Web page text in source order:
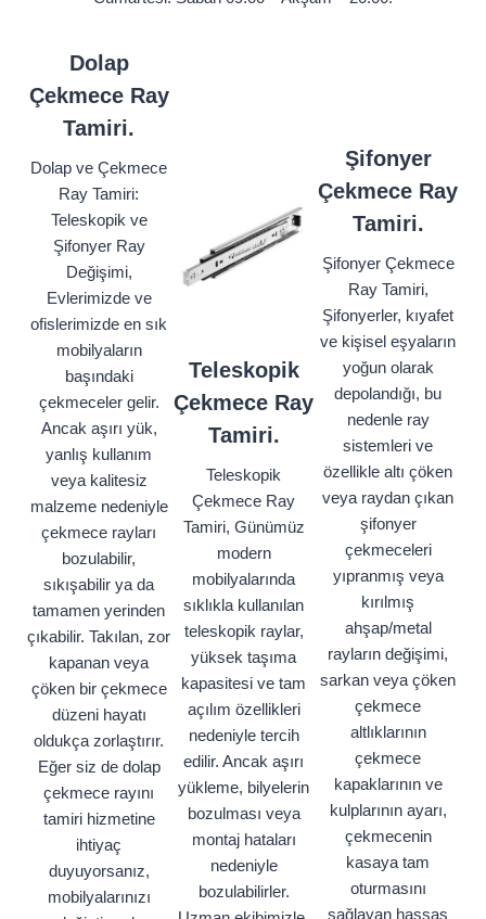
Dolap
Çekmece Ray
Tamiri.
Dolap ve Çekmece
Ray Tamiri:
Teleskopik ve
Şifonyer Ray
Değişimi,
Evlerimizde ve
ofislerimizde en sık
mobilyaların
başındaki
çekmeceler gelir.
Ancak aşırı yük,
yanlış kullanım
veya kalitesiz
malzeme nedeniyle
çekmece rayları
bozulabilir,
sıkışabilir ya da
tamamen yerinden
çıkabilir. Takılan, zor
kapanan veya
çöken bir çekmece
düzeni hayatı
oldukça zorlaştırır.
Eğer siz de dolap
çekmece rayını
tamiri hizmetine
ihtiyaç
duyuyorsanız,
mobilyalarınızı
Teleskopik
Çekmece Ray
Tamiri.
Teleskopik
Çekmece Ray
Tamiri, Günümüz
modern
mobilyalarında
sıklıkla kullanılan
teleskopik raylar,
yüksek taşıma
kapasitesi ve tam
açılım özellikleri
nedeniyle tercih
edilir. Ancak aşırı
yükleme, bilyelerin
bozulması veya
montaj hataları
nedeniyle
bozulabilirler.
Şifonyer
Çekmece Ray
Tamiri.
Şifonyer Çekmece
Ray Tamiri,
Şifonyerler, kıyafet
ve kişisel eşyaların
yoğun olarak
depolandığı, bu
nedenle ray
sistemleri ve
özellikle altı çöken
veya raydan çıkan
şifonyer
çekmeceleri
yıpranmış veya
kırılmış
ahşap/metal
rayların değişimi,
sarkan veya çöken
çekmece
altlıklarının
çekmece
kapaklarının ve
kulplarının ayarı,
çekmecenin
kasaya tam
oturmasını
sağlayan hassas